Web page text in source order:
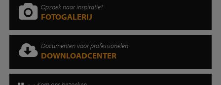
Opzoek naar inspiratie?
FOTOGALERIJ
Documenten voor professionelen
DOWNLOADCENTER